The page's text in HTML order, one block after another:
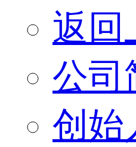
返回
公司
创始